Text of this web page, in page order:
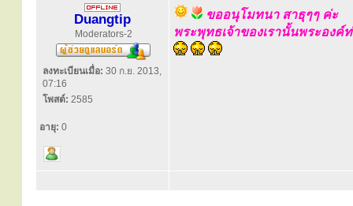
Duangtip
Moderators-2
ลงทะเบียนเมื่อ: 30 ก.ย. 2013,
07:16
โพสต์: 2585
อายุ: 0
ขออนุโมทนา สาธุๆๆ ค่ะ
พระพุทธเจ้าของเรานั้นพระองค์